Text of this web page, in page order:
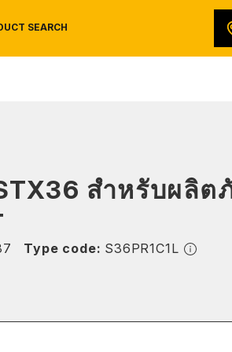
ORIGINAL
SAFETY DATA
SEARCH
สำหรับผลิ
Type code: S36PR1C1L